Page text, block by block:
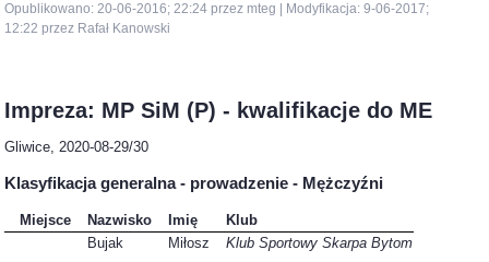
Opublikowano: 20-06-2016; 22:24 przez mteg | Modyfikacja: 9-06-2017;
12:22 przez Rafał Kanowski
Impreza: MP SiM (P) - kwalifikacje do ME
Gliwice, 2020-08-29/30
Klasyfikacja generalna - prowadzenie - Mężczyźni
Miejsce Nazwisko Imię
Klub
Bujak
Miłosz Klub Sportowy Skarpa Bytom